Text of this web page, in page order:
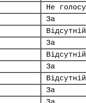
Не
За
Відсутній
За
Відсутній
За
Відсутній
За